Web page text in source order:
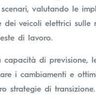
valutando le
dei veicoli elettrici sulle
di lavoro.
capacità di previsione,
i cambiamenti e
strategie di transizione.